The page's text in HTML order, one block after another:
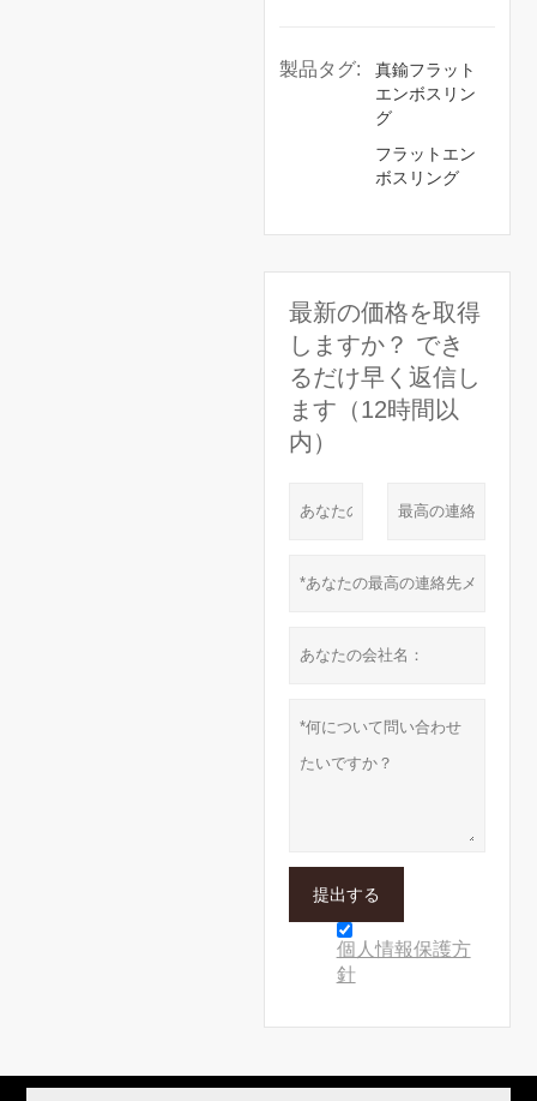
製品タグ:
真鍮フラット
エンボスリン
グ
フラットエン
ボスリング
最新の価格を取得
しますか？ でき
るだけ早く返信し
ます（12時間以
内）
提出する
個人情報保護方
針